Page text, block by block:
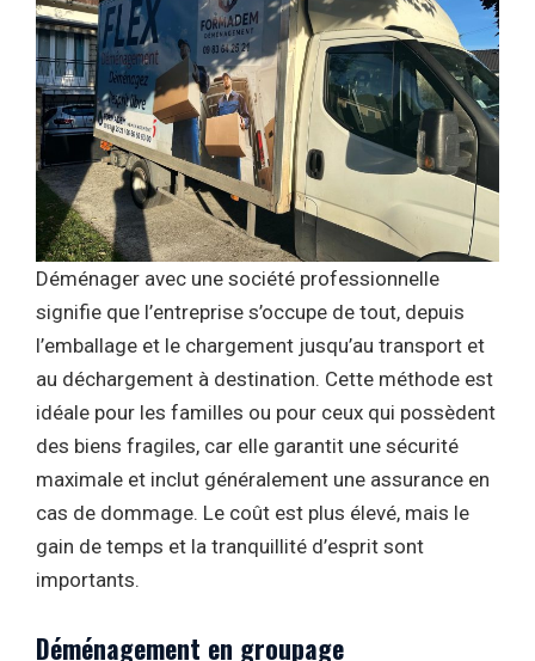
Déménager avec une société professionnelle
signifie que l’entreprise s’occupe de tout, depuis
l’emballage et le chargement jusqu’au transport et
au déchargement à destination. Cette méthode est
idéale pour les familles ou pour ceux qui possèdent
des biens fragiles, car elle garantit une sécurité
maximale et inclut généralement une assurance en
cas de dommage. Le coût est plus élevé, mais le
gain de temps et la tranquillité d’esprit sont
importants.
Déménagement en groupage